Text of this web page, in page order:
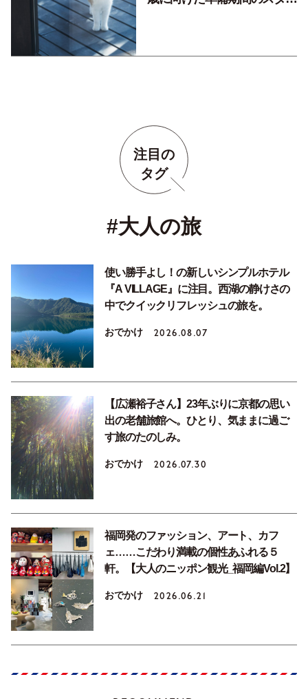
注目の
タグ
#大人の旅
使い勝手よし！の新しいシンプルホテル
『A VILLAGE』に注目。西湖の静けさの
中でクイックリフレッシュの旅を。
おでかけ 2026.08.07
【広瀬裕子さん】23年ぶりに京都の思い
出の老舗旅館へ。ひとり、気ままに過ご
す旅のたのしみ。
おでかけ 2026.07.30
福岡発のファッション、アート、カフ
ェ……こだわり満載の個性あふれる５
軒。【大人のニッポン観光_福岡編Vol.2】
おでかけ 2026.06.21